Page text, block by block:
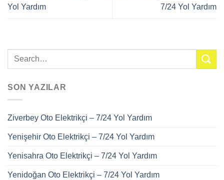
Yol Yardım
7/24 Yol Yardım
SON YAZILAR
Ziverbey Oto Elektrikçi – 7/24 Yol Yardım
Yenişehir Oto Elektrikçi – 7/24 Yol Yardım
Yenisahra Oto Elektrikçi – 7/24 Yol Yardım
Yenidoğan Oto Elektrikçi – 7/24 Yol Yardım